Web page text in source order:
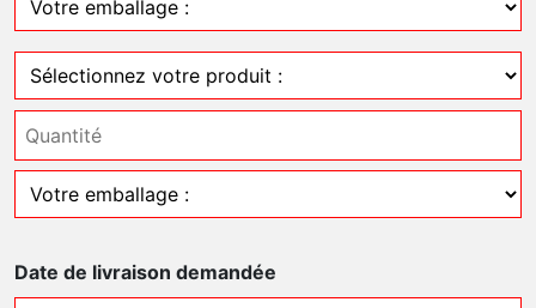
Date de livraison demandée